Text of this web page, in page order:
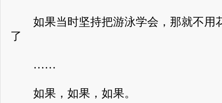
如果当时坚持把游泳学会，那就不用
了
……
如果，如果，如果。